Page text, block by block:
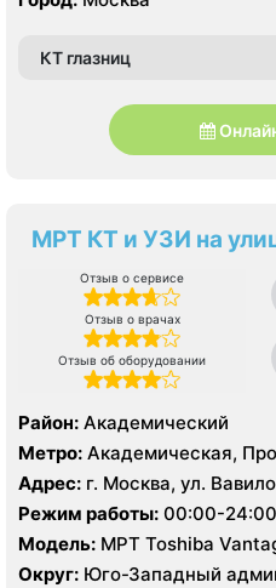
КТ глазниц
МРТ КТ и УЗИ на
Отзыв о сервисе
Отзыв о врачах
Отзыв об оборудовании
Район: Академический
Метро: Академическая,
Адрес: г. Москва, ул.
Режим работы: 00:00-24:00
Модель: МРТ Toshiba
Aquilion 64 среза, УЗИ
Округ: Юго-Западный